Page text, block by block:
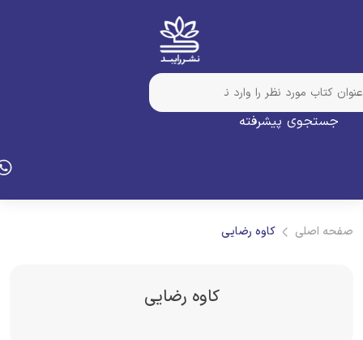
جستجوی پیشرفته
اصلی کاوه رضایی
کاوه رضایی